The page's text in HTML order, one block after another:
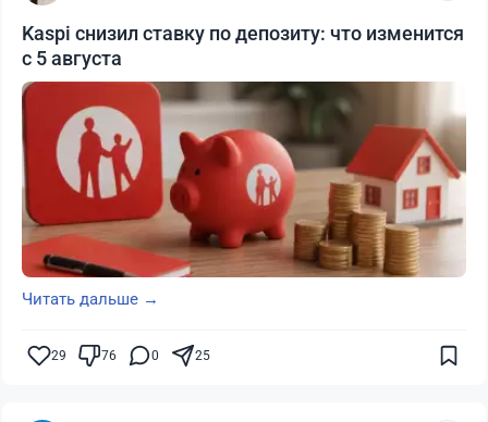
Kaspi снизил ставку по депозиту: что изменится
с 5 августа
Читать дальше →
29 76 0 25